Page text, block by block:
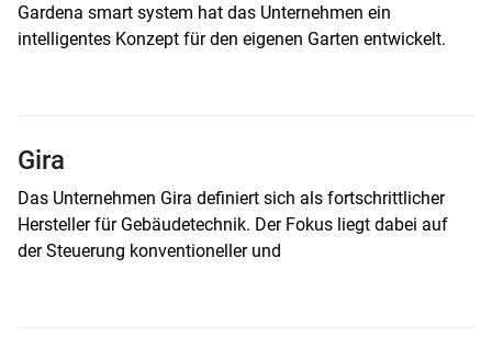
Gardena smart system hat das Unternehmen ein
intelligentes Konzept für den eigenen Garten entwickelt.
Gira
Das Unternehmen Gira definiert sich als fortschrittlicher
Hersteller für Gebäudetechnik. Der Fokus liegt dabei auf
der Steuerung konventioneller und